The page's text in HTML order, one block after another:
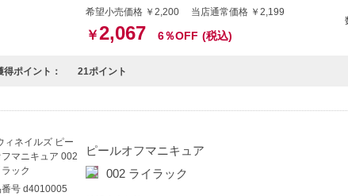
で、 揮発した有毒なガスを吸引すると脳や健康に悪影響を与えることが懸
イル製品です。
も「綺麗」に塗れる操作性
ゼロから特別設計された平筆を採用（オーバル、平筆、本数、弾力、テー
な顔料で色ムラにならず、誰でも上手に塗れる驚きのセルフレベリング
希望小売価格 ￥2,200 当店通常価格 ￥2,199
￥2,067 6％OFF (税込)
得ポイント： 21ポイント
号 d4010005
ピールオフマニキュア
002 ライラック